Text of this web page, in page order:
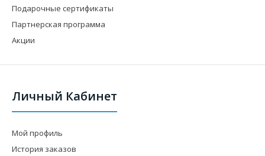
Подарочные сертификаты
Партнерская программа
Акции
Личный Кабинет
Мой профиль
История заказов